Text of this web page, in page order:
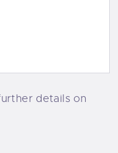
details on